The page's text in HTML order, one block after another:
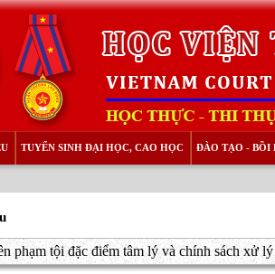
TUYỂN SINH ĐẠI HỌC, CAO HỌC ĐÀO TẠO - BỒI
phạm tội đặc điểm tâm lý và chính sách xử lý